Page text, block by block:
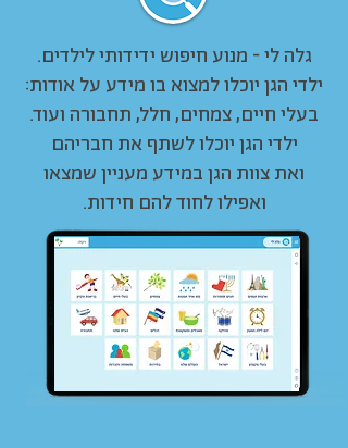
גלה לי - מנוע חיפוש ידידותי לילדים.
ילדי הגן יוכלו למצוא בו מידע על אודות:
בעלי חיים, צמחים, חלל, תחבורה ועוד.
ילדי הגן יוכלו לשתף את חבריהם
ואת צוות הגן במידע מעניין שמצאו
ואפילו לחוד להם חידות.